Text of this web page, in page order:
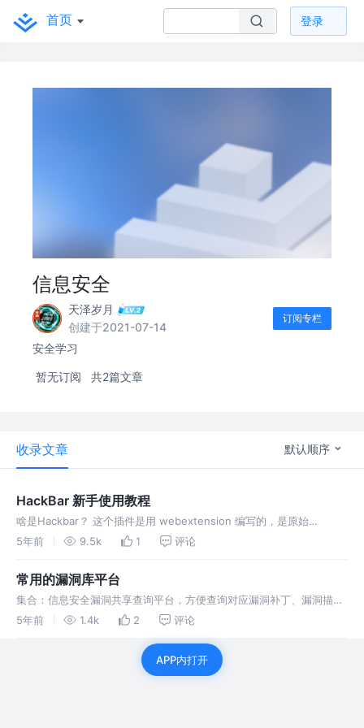
首页 登录
信息安全
天泽岁月
创建于2021-07-14
订阅专栏
安全学习
暂无订阅 共2篇文章
收录文章 默认顺序
HackBar 新手使用教程
啥是Hackbar？ 这个插件是用 webextension 编写的，是原始
Hackbar 的 XUL 版本的替代品。按 F12 使用 HackBar。
5年前 9.5k 1 评论
常用的漏洞库平台
集合：信息安全漏洞共享查询平台，方便查询对应漏洞补丁、漏洞描述
信息、漏洞发布时间、漏洞编号、漏洞类型等等
5年前 1.4k 2 评论
APP内打开